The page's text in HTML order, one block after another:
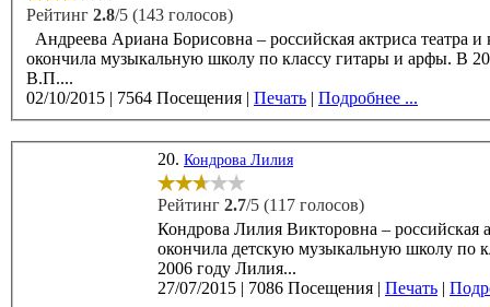
Рейтинг 2.8/5 (143 голосов)
Андреева Ариана Борисовна – российская актриса театра
окончила музыкальную школу по классу гитары и арфы. В 2008 году Ариана Борисова окончила СПБГАТИ (курс
В.П....
02/10/2015 | 7564 Посещения | Печать | Подробнее ...
20. Кондрова Лилия
Рейтинг 2.7/5 (117 голосов)
Кондрова Лилия Викторовна – российская
окончила детскую музыкальную школу по
2006 году Лилия...
27/07/2015 | 7086 Посещения | Печать |